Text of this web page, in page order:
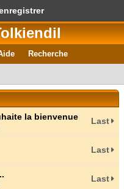
Recherche
la bienvenue Last
Last
Last